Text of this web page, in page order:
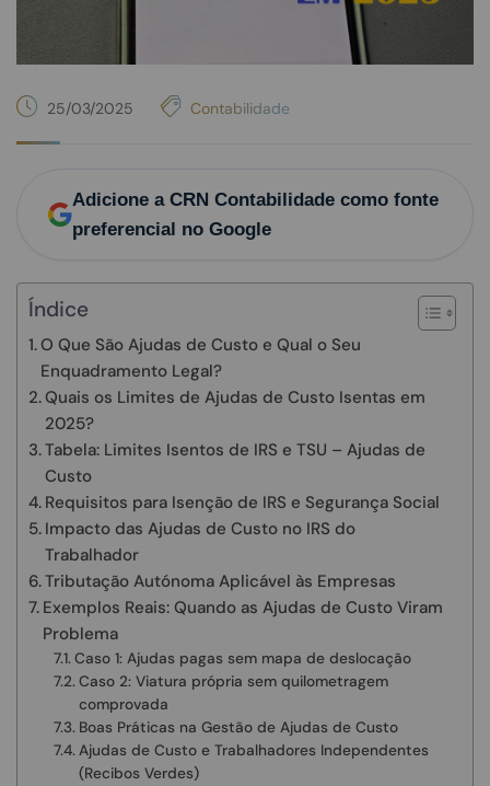
25/03/2025 Contabilidade
Adicione a CRN Contabilidade como fonte
preferencial no Google
Índice
O Que São Ajudas de Custo e Qual o Seu
Enquadramento Legal?
Quais os Limites de Ajudas de Custo Isentas em
2025?
Tabela: Limites Isentos de IRS e TSU – Ajudas de
Custo
Requisitos para Isenção de IRS e Segurança Social
Impacto das Ajudas de Custo no IRS do
Trabalhador
Tributação Autónoma Aplicável às Empresas
Exemplos Reais: Quando as Ajudas de Custo Viram
Problema
Caso 1: Ajudas pagas sem mapa de deslocação
Caso 2: Viatura própria sem quilometragem
comprovada
Boas Práticas na Gestão de Ajudas de Custo
Ajudas de Custo e Trabalhadores Independentes
(Recibos Verdes)